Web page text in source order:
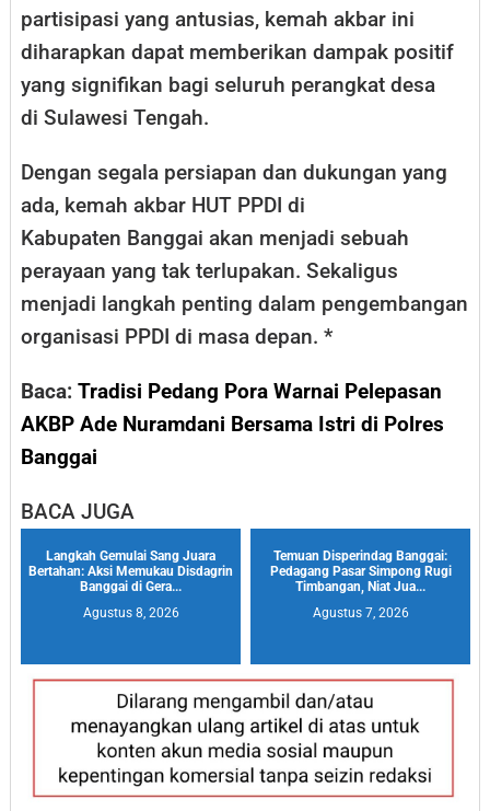
partisipasi yang antusias, kemah akbar ini
diharapkan dapat memberikan dampak positif
yang signifikan bagi seluruh perangkat desa
di Sulawesi Tengah.
Dengan segala persiapan dan dukungan yang
ada, kemah akbar HUT PPDI di
Kabupaten Banggai akan menjadi sebuah
perayaan yang tak terlupakan. Sekaligus
menjadi langkah penting dalam pengembangan
organisasi PPDI di masa depan. *
Baca: Tradisi Pedang Pora Warnai Pelepasan
AKBP Ade Nuramdani Bersama Istri di Polres
Banggai
BACA JUGA
Langkah Gemulai Sang Juara
Bertahan: Aksi Memukau Disdagrin
Banggai di Gera...
Agustus 8, 2026
Temuan Disperindag Banggai:
Pedagang Pasar Simpong Rugi
Timbangan, Niat Jua...
Agustus 7, 2026